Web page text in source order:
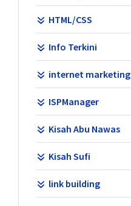
HTML/CSS
Info Terkini
internet marketing
ISPManager
Kisah Abu Nawas
Kisah Sufi
link building